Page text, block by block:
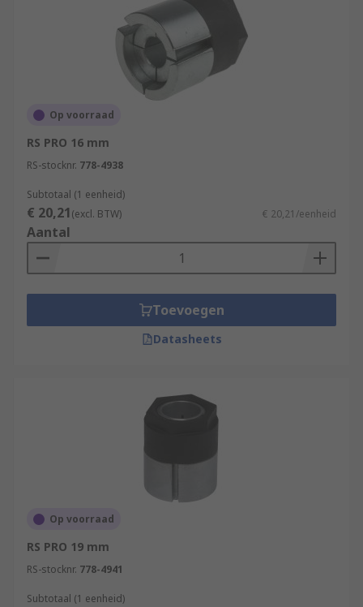
Op voorraad
RS PRO 16 mm
RS-stocknr. 778-4938
Subtotaal (1 eenheid)
€ 20,21(excl. BTW) € 20,21/eenheid
Aantal
Toevoegen
Datasheets
Op voorraad
RS PRO 19 mm
RS-stocknr. 778-4941
Subtotaal (1 eenheid)